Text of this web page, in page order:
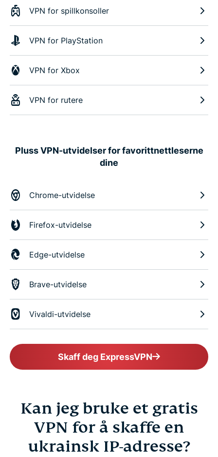
VPN for spillkonsoller
VPN for PlayStation
VPN for Xbox
VPN for rutere
Pluss VPN-utvidelser for favorittnettleserne
dine
Chrome-utvidelse
Firefox-utvidelse
Edge-utvidelse
Brave-utvidelse
Vivaldi-utvidelse
Skaff deg ExpressVPN
Kan jeg bruke et gratis
VPN for å skaffe en
ukrainsk IP-adresse?